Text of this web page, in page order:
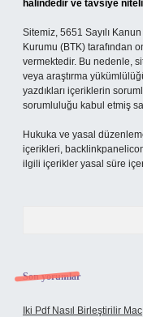
halindedir ve tavsiye
Sitemiz, 5651 Sayılı
Kurumu (BTK) tarafından
vermektedir. Bu nedenle,
veya araştırma
yazdıkları içeriklerin
sorumluluğu kabul etmiş
Hukuka ve yasal
içerikleri,
ilgili içerikler yasal süre
Son yorumlar
Iki Pdf Nasıl Birleştirilir Mac